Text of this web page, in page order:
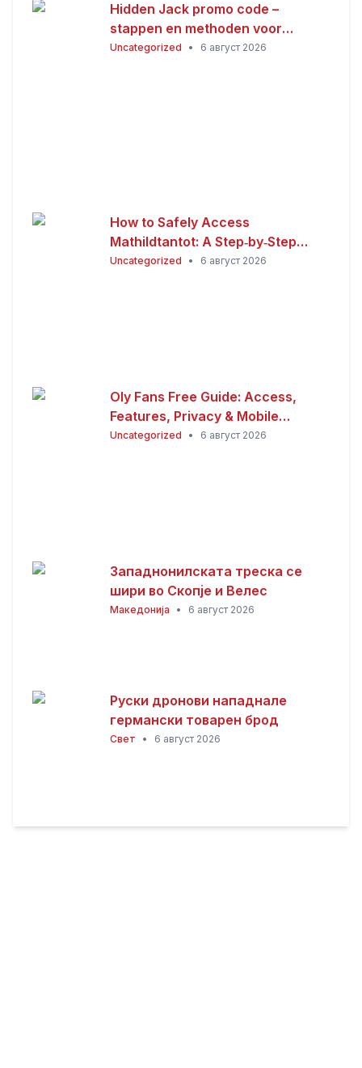
Hidden Jack promo code –
stappen en methoden voor
Nederlandse spelers
Uncategorized • 6 август 2026
How to Safely Access
Mathildtantot: A Step‑by‑Step
Premium Guide
Uncategorized • 6 август 2026
Oly Fans Free Guide: Access,
Features, Privacy & Mobile
Experience
Uncategorized • 6 август 2026
Западнонилската треска се
шири во Скопје и Велес
Македонија • 6 август 2026
Руски дронови нападнале
германски товарен брод
Свет • 6 август 2026